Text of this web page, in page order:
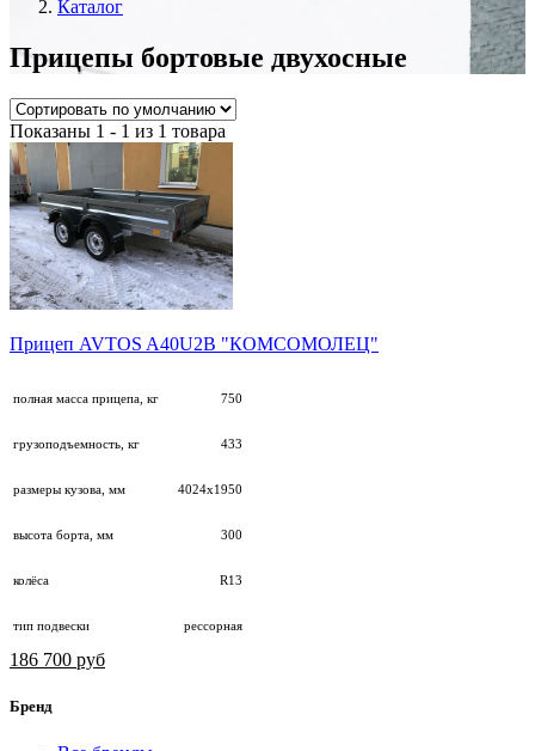
Каталог
Прицепы бортовые двухосные
Показаны 1 - 1 из 1 товара
Прицеп AVTOS A40U2B "КОМСОМОЛЕЦ"
полная масса прицепа, кг 750
грузоподъемность, кг 433
размеры кузова, мм 4024х1950
высота борта, мм 300
колёса R13
тип подвески рессорная
186 700 руб
Бренд